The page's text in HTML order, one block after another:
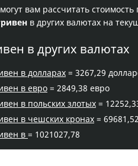
вам рассчитать стоимость
в других валютах на
в других валютах
в долларах = 3267,29
в евро = 2849,38 евро
в польских злотых =
в чешских кронах =
в = 1021027,78